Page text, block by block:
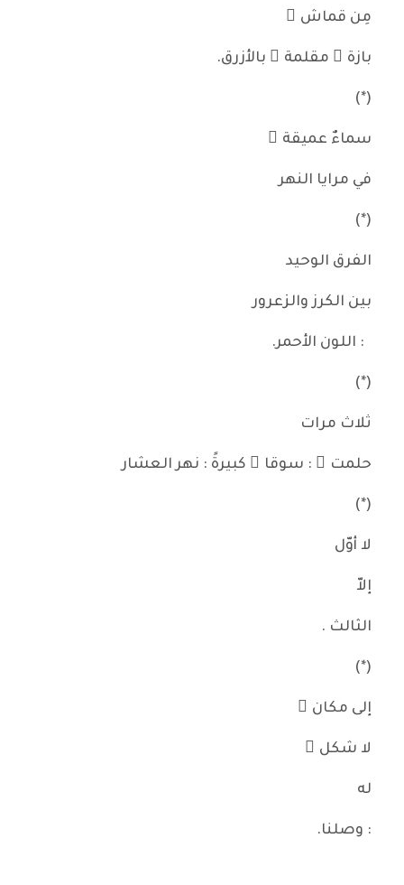
مِن قماش ِ
بازة ٍ مقلمة ٍ بالأزرق.
(*)
سماءٌ عميقة ُ
في مرايا النهر
(*)
الفرق الوحيد
بين الكرز والزعرور
: اللون الأحمر.
(*)
ثلاث مرات
حلمت ُ : سوقا ً كبيرةً : نهر العشار
(*)
لا أوّل
إلاّ
الثالث .
(*)
إلى مكان ٍ
لا شكل َ
له
: وصلنا.